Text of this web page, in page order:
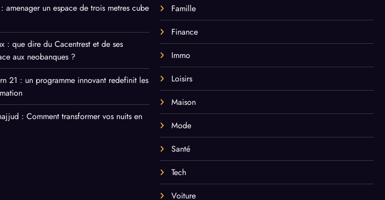
amenager un espace de trois metres cube
: que dire du Cacentrest et de ses
aux neobanques ?
21 : un programme innovant redefinit les
: Comment transformer vos nuits en
Famille
Finance
Immo
Loisirs
Maison
Mode
Santé
Tech
Voiture